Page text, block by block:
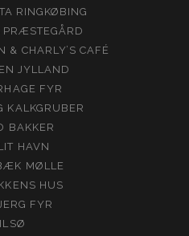
RINGKØBING
PRÆSTEGÅRD
& CHARLY’S CAFÉ
JYLLAND
FYR
KALKGRUBER
BAKKER
HAVN
MØLLE
HUS
FYR